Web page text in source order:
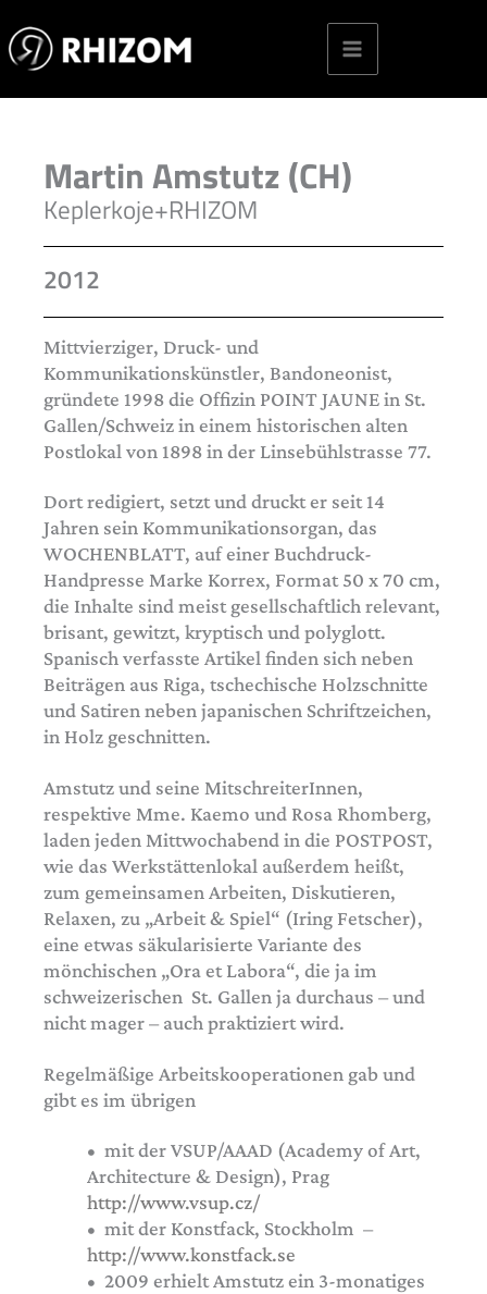
to
content
Martin Amstutz (CH)
Keplerkoje+RHIZOM
2012
Mittvierziger, Druck- und
Kommunikationskünstler, Bandoneonist,
gründete 1998 die Offizin POINT JAUNE in St.
Gallen/Schweiz in einem historischen alten
Postlokal von 1898 in der Linsebühlstrasse 77.
Dort redigiert, setzt und druckt er seit 14
Jahren sein Kommunikationsorgan, das
WOCHENBLATT, auf einer Buchdruck-
Handpresse Marke Korrex, Format 50 x 70 cm,
die Inhalte sind meist gesellschaftlich relevant,
brisant, gewitzt, kryptisch und polyglott.
Spanisch verfasste Artikel finden sich neben
Beiträgen aus Riga, tschechische Holzschnitte
und Satiren neben japanischen Schriftzeichen,
in Holz geschnitten.
Amstutz und seine MitschreiterInnen,
respektive Mme. Kaemo und Rosa Rhomberg,
laden jeden Mittwochabend in die POSTPOST,
wie das Werkstättenlokal außerdem heißt,
zum gemeinsamen Arbeiten, Diskutieren,
Relaxen, zu „Arbeit & Spiel“ (Iring Fetscher),
eine etwas säkularisierte Variante des
mönchischen „Ora et Labora“, die ja im
schweizerischen St. Gallen ja durchaus – und
nicht mager – auch praktiziert wird.
Regelmäßige Arbeitskooperationen gab und
gibt es im übrigen
• mit der VSUP/AAAD (Academy of Art,
Architecture & Design), Prag
http://www.vsup.cz/
• mit der Konstfack, Stockholm –
http://www.konstfack.se
• 2009 erhielt Amstutz ein 3-monatiges